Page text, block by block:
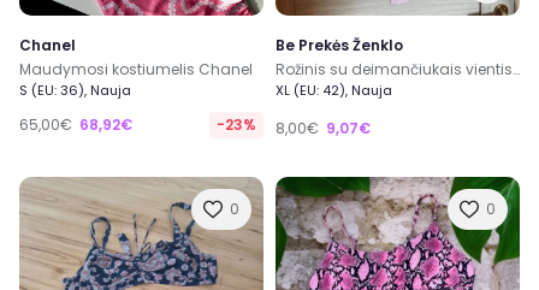
Chanel
Maudymosi kostiumelis Chanel
S (EU: 36), Nauja
65,00€ 68,92€ -23%
Be Prekės Ženklo
Rožinis su deimančiukais vientisas maudymukas
XL (EU: 42), Nauja
8,00€ 9,07€
0 0